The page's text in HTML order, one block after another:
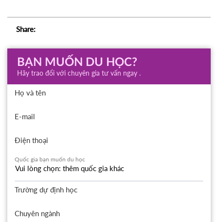
Share:
BẠN MUỐN DU HỌC?
Hãy trao đổi với chuyên gia tư vấn ngay .
Họ và tên
E-mail
Điện thoại
Quốc gia bạn muốn du học
Trường dự định học
Chuyên ngành